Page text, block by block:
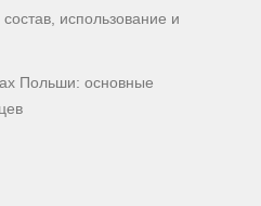
использование и
Польши: основные